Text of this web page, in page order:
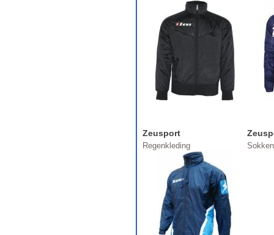
Zeusport
Regenkleding Sokken